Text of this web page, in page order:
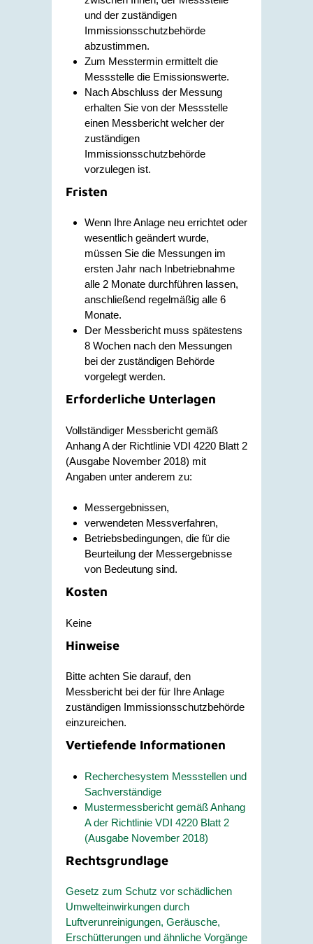
und der zuständigen
Immissionsschutzbehörde
abzustimmen.
Zum Messtermin ermittelt die
Messstelle die Emissionswerte.
Nach Abschluss der Messung
erhalten Sie von der Messstelle
einen Messbericht welcher der
zuständigen
Immissionsschutzbehörde
vorzulegen ist.
Fristen
Wenn Ihre Anlage neu errichtet oder
wesentlich geändert wurde,
müssen Sie die Messungen im
ersten Jahr nach Inbetriebnahme
alle 2 Monate durchführen lassen,
anschließend regelmäßig alle 6
Monate.
Der Messbericht muss spätestens
8 Wochen nach den Messungen
bei der zuständigen Behörde
vorgelegt werden.
Erforderliche Unterlagen
Vollständiger Messbericht gemäß
Anhang A der Richtlinie VDI 4220 Blatt 2
(Ausgabe November 2018) mit
Angaben unter anderem zu:
Messergebnissen,
verwendeten Messverfahren,
Betriebsbedingungen, die für die
Beurteilung der Messergebnisse
von Bedeutung sind.
Kosten
Keine
Hinweise
Bitte achten Sie darauf, den
Messbericht bei der für Ihre Anlage
zuständigen Immissionsschutzbehörde
einzureichen.
Vertiefende Informationen
Recherchesystem Messstellen und
Sachverständige
Mustermessbericht gemäß Anhang
A der Richtlinie VDI 4220 Blatt 2
(Ausgabe November 2018)
Rechtsgrundlage
Gesetz zum Schutz vor schädlichen
Umwelteinwirkungen durch
Luftverunreinigungen, Geräusche,
Erschütterungen und ähnliche Vorgänge